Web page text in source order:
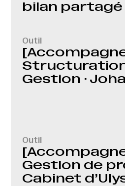
bilan partagé
Outil
Gestion ·
Outil
Gestion de
Cabinet